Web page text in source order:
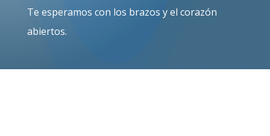
Te esperamos con los brazos y el corazón
abiertos.